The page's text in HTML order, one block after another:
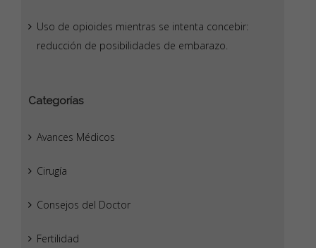
Uso de opioides mientras se intenta concebir:
reducción de posibilidades de embarazo.
Categorías
Avances Médicos
Cirugía
Consejos del Doctor
Fertilidad